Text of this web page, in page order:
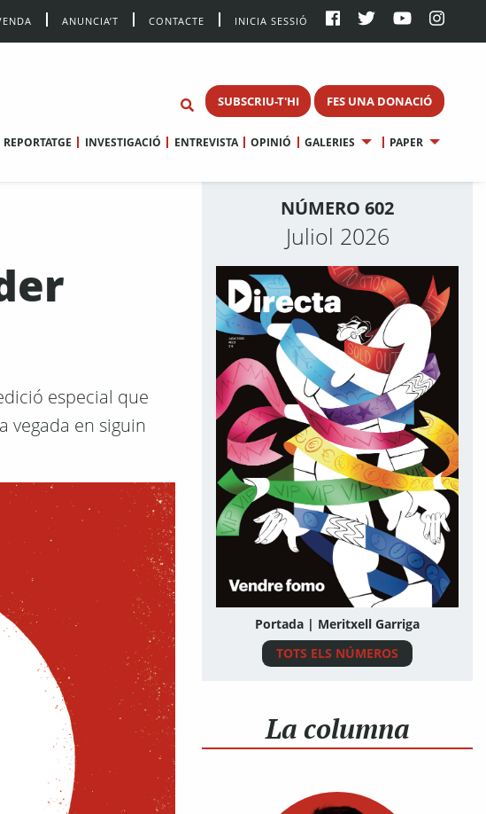
ANUNCIA’T CONTACTE INICIA SESSIÓ
SUBSCRIU-T'HI FES UNA DONACIÓ
REPORTATGE INVESTIGACIÓ ENTREVISTA OPINIÓ GALERIES PAPER
especial que
vegada en siguin
NÚMERO 602
Juliol 2026
Portada | Meritxell Garriga
TOTS ELS NÚMEROS
La columna